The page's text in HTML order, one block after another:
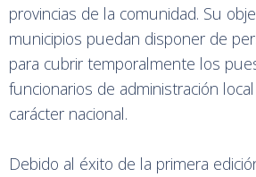
provincias de la comunidad. Su
municipios puedan disponer de
para cubrir temporalmente los
funcionarios de administración
carácter nacional.
Debido al éxito de la primera